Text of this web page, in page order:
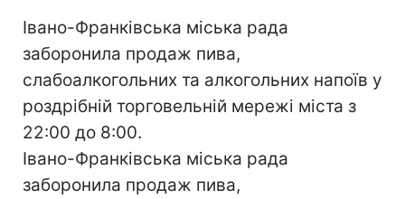
Івано-Франківська міська рада
заборонила продаж пива,
слабоалкогольних та алкогольних напоїв у
роздрібній торговельній мережі міста з
22:00 до 8:00.
Івано-Франківська міська рада
заборонила продаж пива,